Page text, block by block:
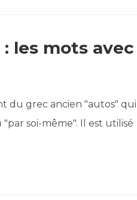
les mots avec
du grec ancien "autos" qui
soi-même". Il est utilisé